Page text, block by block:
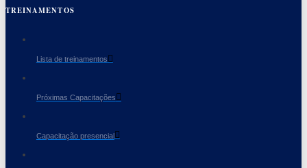
TREINAMENTOS
Lista de treinamentos
Próximas Capacitações
Capacitação presencial